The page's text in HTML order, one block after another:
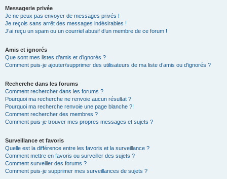
Messagerie privée
Je ne peux pas envoyer de messages privés !
Je reçois sans arrêt des messages indésirables !
J’ai reçu un spam ou un courriel abusif d’un membre de ce forum !
Amis et ignorés
Que sont mes listes d’amis et d’ignorés ?
Comment puis-je ajouter/supprimer des utilisateurs de ma liste d’amis ou d’ignorés ?
Recherche dans les forums
Comment rechercher dans les forums ?
Pourquoi ma recherche ne renvoie aucun résultat ?
Pourquoi ma recherche renvoie une page blanche ?!
Comment rechercher des membres ?
Comment puis-je trouver mes propres messages et sujets ?
Surveillance et favoris
Quelle est la différence entre les favoris et la surveillance ?
Comment mettre en favoris ou surveiller des sujets ?
Comment surveiller des forums ?
Comment puis-je supprimer mes surveillances de sujets ?